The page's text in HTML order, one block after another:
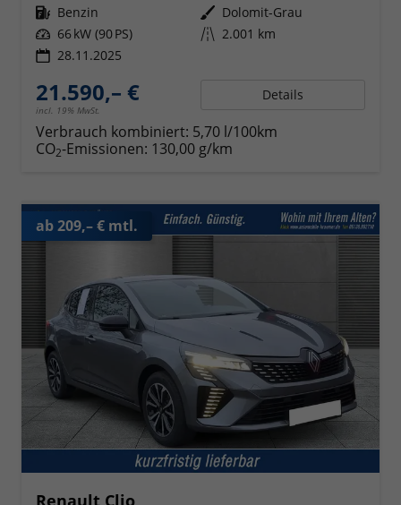
Kraftstoff Benzin Außenfarbe Dolomit-Grau
Leistung 66 kW (90 PS) Kilometerstand 2.001 km
28.11.2025
21.590,– €
incl. 19% MwSt.
Details
Verbrauch kombiniert: 5,70 l/100km
CO2-Emissionen: 130,00 g/km
ab 209,– € mtl.
Renault Clio